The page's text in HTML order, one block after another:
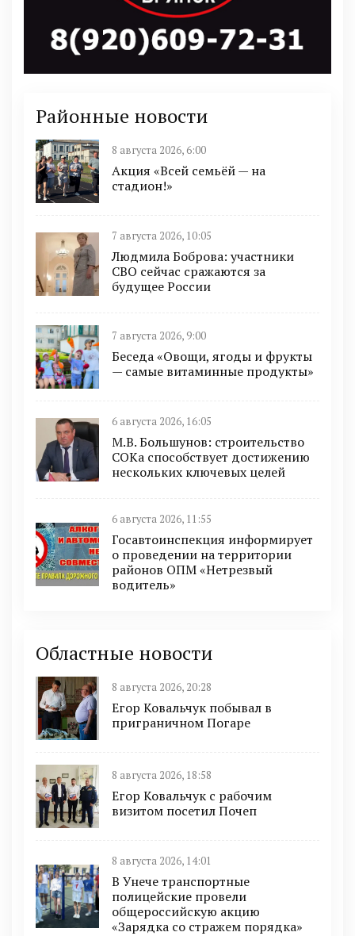
Районные новости
8 августа 2026, 6:00
Акция «Всей семьёй — на
стадион!»
7 августа 2026, 10:05
Людмила Боброва: участники
СВО сейчас сражаются за
будущее России
7 августа 2026, 9:00
Беседа «Овощи, ягоды и фрукты
— самые витаминные продукты»
6 августа 2026, 16:05
М.В. Большунов: строительство
СОКа способствует достижению
нескольких ключевых целей
6 августа 2026, 11:55
Госавтоинспекция информирует
о проведении на территории
районов ОПМ «Нетрезвый
водитель»
Областные новости
8 августа 2026, 20:28
Егор Ковальчук побывал в
приграничном Погаре
8 августа 2026, 18:58
Егор Ковальчук с рабочим
визитом посетил Почеп
8 августа 2026, 14:01
В Унече транспортные
полицейские провели
общероссийскую акцию
«Зарядка со стражем порядка»